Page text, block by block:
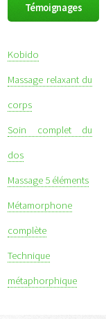
Témoignages
Kobido
Massage relaxant du
corps
Soin complet du
dos
Massage 5 éléments
Métamorphone
complète
Technique
métaphorphique